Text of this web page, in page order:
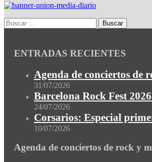
ENTRADAS RECIENTES
Agenda de conciertos de
31/07/2026
Barcelona Rock Fest
24/07/2026
Corsarios: Especial
10/07/2026
Agenda de conciertos de rock y